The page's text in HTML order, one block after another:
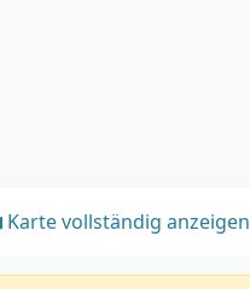
Karte vollständig anzeigen